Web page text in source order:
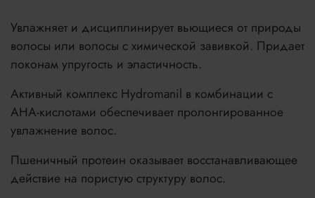
Увлажняет и дисциплинирует вьющиеся от природы
волосы или волосы с химической завивкой. Придает
локонам упругость и эластичность.
Активный комплекс Hydromanil в комбинации с
АНА-кислотами обеспечивает пролонгированное
увлажнение волос.
Пшеничный протеин оказывает восстанавливающее
действие на пористую структуру волос.